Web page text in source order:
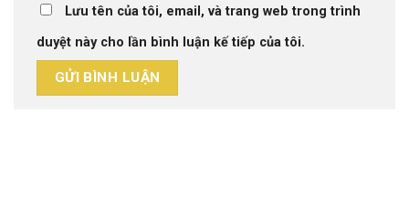
Lưu tên của tôi, email, và trang web trong trình
duyệt này cho lần bình luận kế tiếp của tôi.